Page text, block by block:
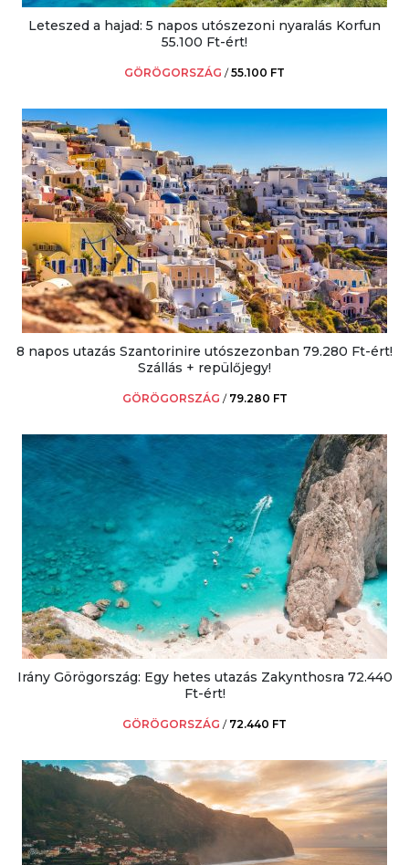
Leteszed a hajad: 5 napos utószezoni nyaralás Korfun
55.100 Ft-ért!
GÖRÖGORSZÁG /55.100 FT
8 napos utazás Szantorinire utószezonban 79.280 Ft-ért!
Szállás + repülőjegy!
GÖRÖGORSZÁG / 79.280 FT
Irány Görögország: Egy hetes utazás Zakynthosra 72.440
Ft-ért!
GÖRÖGORSZÁG / 72.440 FT